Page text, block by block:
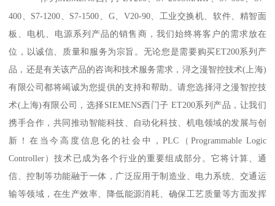
400、S7-1200、S7-1500、G、V20-90、工业交换机、软件、精智面
板、电机、电源系列产品的销售商，我们始终将客户的需求放在
位，以诚信、质量和服务为宗旨。无论您是需要购买ET200系列产
品，还是有关该产品的咨询和技术服务需求，浔之漫智控技术(上海)
有限公司都将竭诚为您提供的支持和帮助。请您选择浔之漫智控技
术(上海)有限公司，选择SIEMENS西门子 ET200系列产品，让我们
携手合作，共同推动智能科技、自动化科技、机电领域的发展与创
新！在当今高度信息化的社会中，PLC（Programmable Logic
Controller）技术已成为各个行业的重要组成部分。它将计算、通
信、控制等功能融于一体，广泛应用于制造业、电力系统、交通运
输等领域，在生产效率、降低能源消耗、确保工艺质量等方面发挥